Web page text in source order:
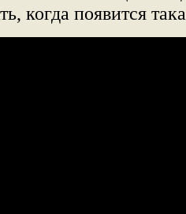
когда появится